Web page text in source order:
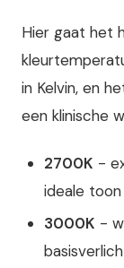
Hier gaat het
in Kelvin, en
een klinische
2700K -
ideale
3000K -